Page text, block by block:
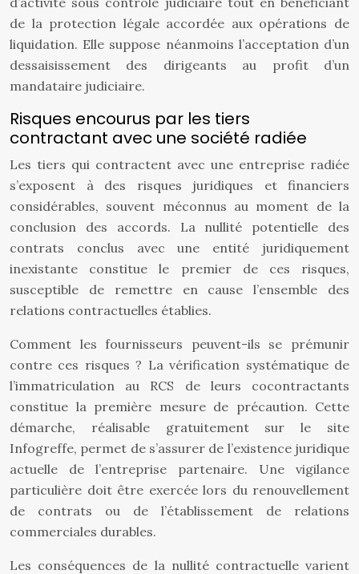
de la protection légale accordée aux opérations de
liquidation. Elle suppose néanmoins l’acceptation d’un
dessaisissement des dirigeants au profit d’un
mandataire judiciaire.
Risques encourus par les tiers
contractant avec une société radiée
Les tiers qui contractent avec une entreprise radiée
s’exposent à des risques juridiques et financiers
considérables, souvent méconnus au moment de la
conclusion des accords. La nullité potentielle des
contrats conclus avec une entité juridiquement
inexistante constitue le premier de ces risques,
susceptible de remettre en cause l’ensemble des
relations contractuelles établies.
Comment les fournisseurs peuvent-ils se prémunir
contre ces risques ? La vérification systématique de
l’immatriculation au RCS de leurs cocontractants
constitue la première mesure de précaution. Cette
démarche, réalisable gratuitement sur le site
Infogreffe, permet de s’assurer de l’existence juridique
actuelle de l’entreprise partenaire. Une vigilance
particulière doit être exercée lors du renouvellement
de contrats ou de l’établissement de relations
commerciales durables.
Les conséquences de la nullité contractuelle varient